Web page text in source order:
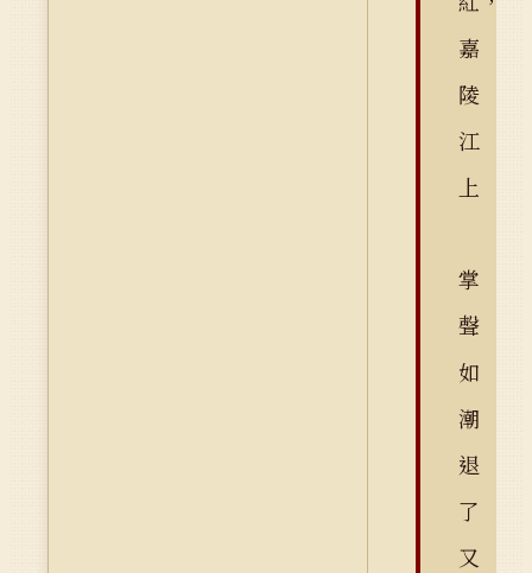
嘉
陵
江
上
掌
聲
如
潮
退
了
又